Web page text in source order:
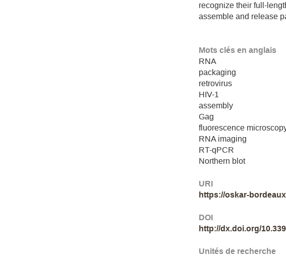
recognize their full-
assemble and release
Mots clés en anglais
RNA
packaging
retrovirus
HIV-1
assembly
Gag
fluorescence
RNA imaging
RT-qPCR
Northern blot
URI
https://oskar-
DOI
http://dx.doi.org/
Unités de recherche